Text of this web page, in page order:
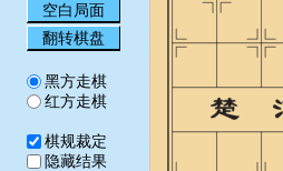
空白局面
翻转棋盘
黑方走棋
红方走棋
棋规裁定
隐藏结果